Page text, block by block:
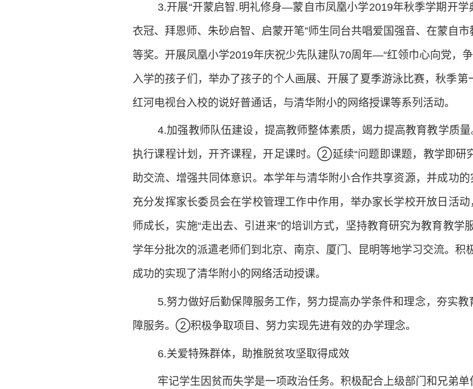
3.开展“开蒙启智.明礼修身—蒙自市凤凰小学2019年秋季学期开
衣冠、拜恩师、朱砂启智、启蒙开笔”师生同台共唱爱国强音、在蒙自
等奖。开展凤凰小学2019年庆祝少先队建队70周年—“红领巾心向党，
入学的孩子们，举办了孩子的个人画展、开展了夏季游泳比赛，秋季第
红河电视台入校的说好普通话，与清华附小的网络授课等系列活动。
4.加强教师队伍建设，提高教师整体素质，竭力提高教育教学质
执行课程计划，开齐课程，开足课时。②延续“问题即课题，教学即
助交流、增强共同体意识。本学年与清华附小合作共享资源，并成功
充分发挥家长委员会在学校管理工作中作用，举办家长学校开放日活
师成长，实施“走出去、引进来”的培训方式，坚持教育研究为教育教
学年分批次的派遣老师们到北京、南京、厦门、昆明等地学习交流。积
成功的实现了清华附小的网络活动授课。
5.努力做好后勤保障服务工作，努力提高办学条件和理念，夯实
障服务。②积极争取项目、努力实现先进有效的办学理念。
6.关爱特殊群体，助推脱贫攻坚取得成效
牢记学生因贫而失学是一项政治任务。积极配合上级部门和兄弟单